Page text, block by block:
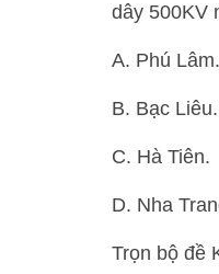
dây 500KV
A. Phú Lâm.
B. Bạc Liêu.
C. Hà Tiên.
D. Nha
Trọn bộ đề